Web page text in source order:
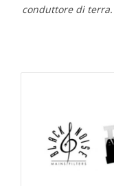
conduttore di